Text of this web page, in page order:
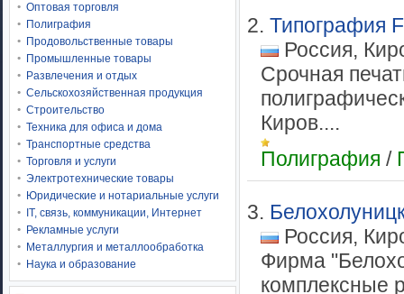
Оптовая торговля
Полиграфия
Продовольственные товары
Промышленные товары
Развлечения и отдых
Сельскохозяйственная продукция
Строительство
Техника для офиса и дома
Транспортные средства
Торговля и услуги
Электротехнические товары
Юридические и нотариальные услуги
IT, связь, коммуникации, Интернет
Рекламные услуги
Металлургия и металлообработка
Наука и образование
2. Типография
Россия,
Срочная
Киров....
Полиграфия /
3.
Россия,
Фирма
комплексные